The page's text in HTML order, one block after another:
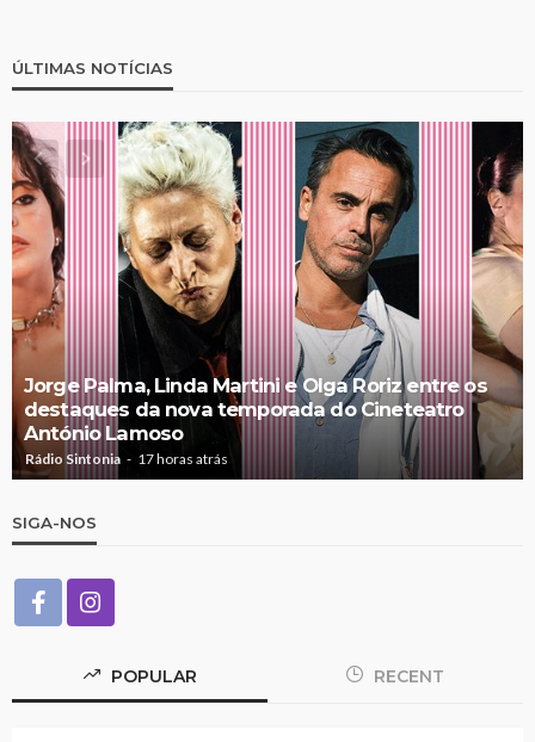
ÚLTIMAS NOTÍCIAS
Jorge Palma, Linda Martini e Olga Roriz entre os
destaques da nova temporada do Cineteatro
António Lamoso
Rádio Sintonia 17 horas atrás
SIGA-NOS
POPULAR RECENT